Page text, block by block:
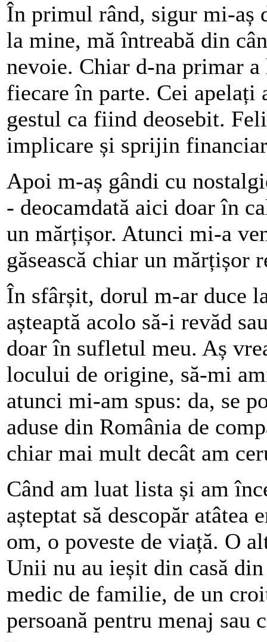
În primul rând, sigur mi-aș
la mine, mă întreabă din
nevoie. Chiar d-na primar
fiecare în parte. Cei apelați
gestul ca fiind deosebit.
implicare și sprijin
Apoi m-aș gândi cu
- deocamdată aici doar în
un mărțișor. Atunci mi-a
găsească chiar un mărțișor
În sfârșit, dorul m-ar duce
așteaptă acolo să-i revăd
doar în sufletul meu. Aș
locului de origine, să-mi
atunci mi-am spus: da, se
aduse din România de
chiar mai mult decât am
Când am luat lista și am
așteptat să descopăr
om, o poveste de viață. O
Unii nu au ieșit din casă
medic de familie, de un
persoană pentru menaj sau